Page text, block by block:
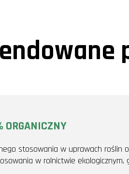
ORGANICZNY
stosowania w uprawach roślin
w rolnictwie